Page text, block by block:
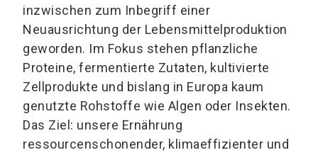
inzwischen zum Inbegriff einer
Neuausrichtung der Lebensmittelproduktion
geworden. Im Fokus stehen pflanzliche
Proteine, fermentierte Zutaten, kultivierte
Zellprodukte und bislang in Europa kaum
genutzte Rohstoffe wie Algen oder Insekten.
Das Ziel: unsere Ernährung
ressourcenschonender, klimaeffizienter und